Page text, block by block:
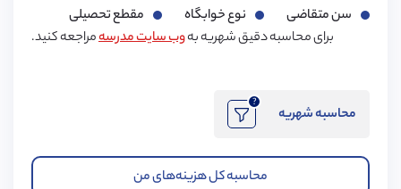
سن متقاضی
نوع خوابگاه
مقطع تحصیلی
برای محاسبه دقیق شهریه بهوب سایت مدرسهمراجعه کنید.
محاسبه شهریه
?
محاسبه کل هزینه‌های من